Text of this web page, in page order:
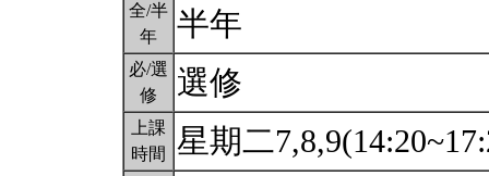
全/半
年
半年
必/選
修
選修
上課
時間
星期二